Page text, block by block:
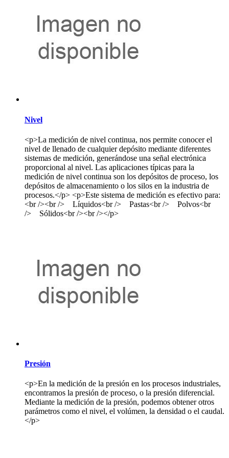
Nivel
<p>La medición de nivel continua, nos permite conocer el
nivel de llenado de cualquier depósito mediante diferentes
sistemas de medición, generándose una señal electrónica
proporcional al nivel. Las aplicaciones típicas para la
medición de nivel continua son los depósitos de proceso, los
depósitos de almacenamiento o los silos en la industria de
procesos.</p> <p>Este sistema de medición es efectivo para:
<br /><br /> Líquidos<br /> Pastas<br /> Polvos<br
/> Sólidos<br /><br /></p>
Presión
<p>En la medición de la presión en los procesos industriales,
encontramos la presión de proceso, o la presión diferencial.
Mediante la medición de la presión, podemos obtener otros
parámetros como el nivel, el volúmen, la densidad o el caudal.
</p>